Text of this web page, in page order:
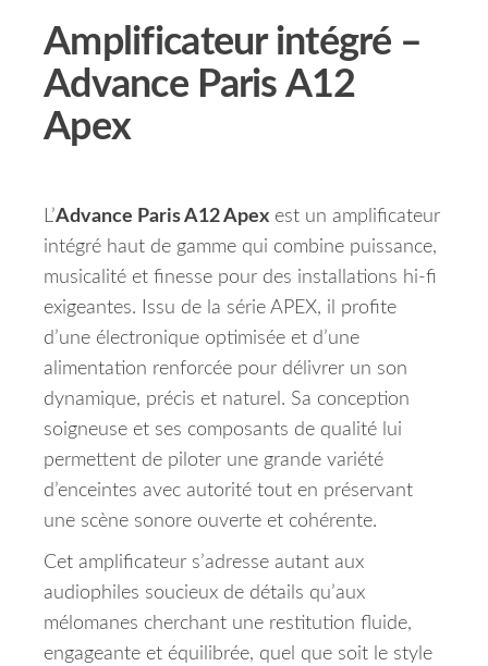
Amplificateur intégré –
Advance Paris A12
Apex
L’Advance Paris A12 Apex est un amplificateur
intégré haut de gamme qui combine puissance,
musicalité et finesse pour des installations hi-fi
exigeantes. Issu de la série APEX, il profite
d’une électronique optimisée et d’une
alimentation renforcée pour délivrer un son
dynamique, précis et naturel. Sa conception
soigneuse et ses composants de qualité lui
permettent de piloter une grande variété
d’enceintes avec autorité tout en préservant
une scène sonore ouverte et cohérente.
Cet amplificateur s’adresse autant aux
audiophiles soucieux de détails qu’aux
mélomanes cherchant une restitution fluide,
engageante et équilibrée, quel que soit le style